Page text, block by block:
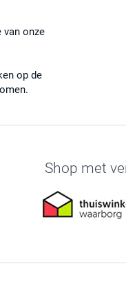
onze
op de
Shop met